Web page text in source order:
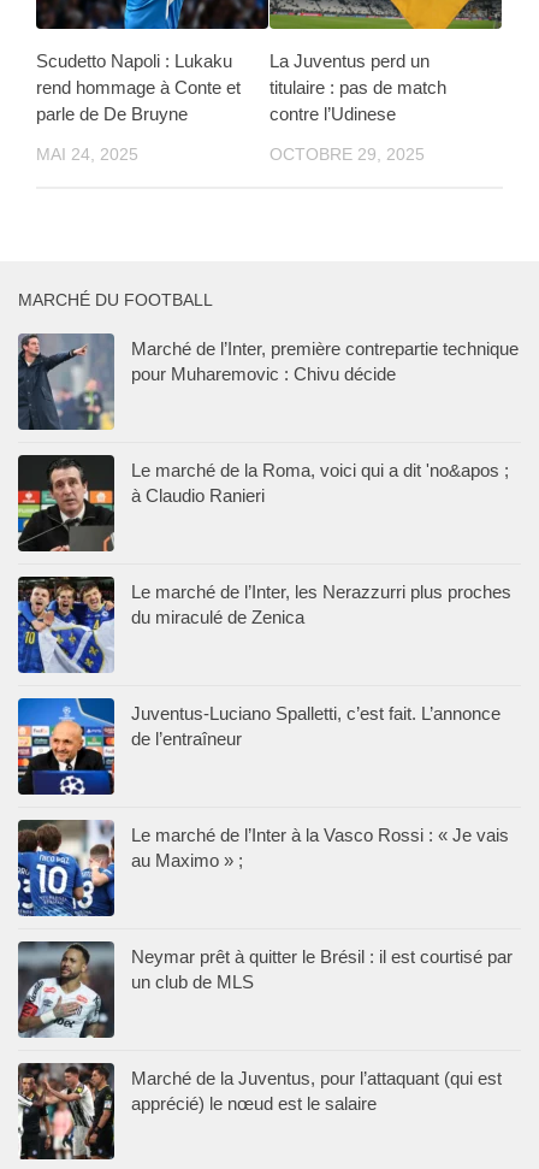
Scudetto Napoli : Lukaku
rend hommage à Conte et
parle de De Bruyne
MAI 24, 2025
La Juventus perd un
titulaire : pas de match
contre l’Udinese
OCTOBRE 29, 2025
MARCHÉ DU FOOTBALL
Marché de l’Inter, première contrepartie technique
pour Muharemovic : Chivu décide
Le marché de la Roma, voici qui a dit 'no&apos ;
à Claudio Ranieri
Le marché de l’Inter, les Nerazzurri plus proches
du miraculé de Zenica
Juventus-Luciano Spalletti, c’est fait. L’annonce
de l’entraîneur
Le marché de l’Inter à la Vasco Rossi : « Je vais
au Maximo » ;
Neymar prêt à quitter le Brésil : il est courtisé par
un club de MLS
Marché de la Juventus, pour l’attaquant (qui est
apprécié) le nœud est le salaire